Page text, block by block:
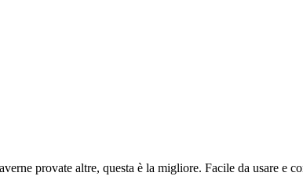
provate altre, questa è la migliore. Facile da usare e